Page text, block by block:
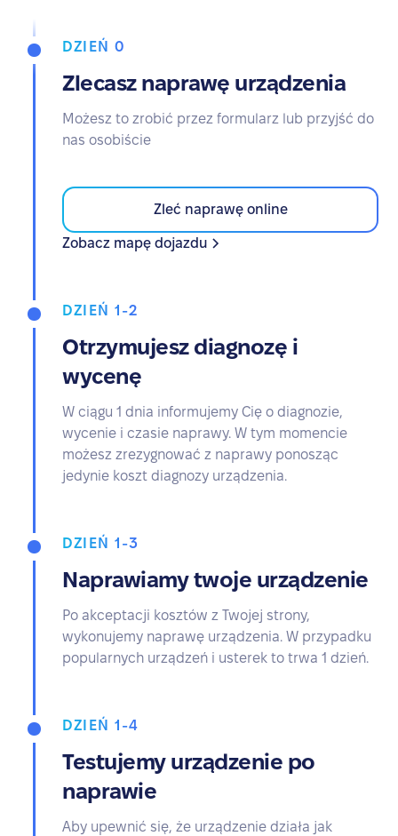
DZIEŃ 0
Zlecasz naprawę urządzenia
Możesz to zrobić przez formularz lub przyjść do
nas osobiście
Zleć naprawę online
Zobacz mapę dojazdu
DZIEŃ 1-2
Otrzymujesz diagnozę i
wycenę
W ciągu 1 dnia informujemy Cię o diagnozie,
wycenie i czasie naprawy. W tym momencie
możesz zrezygnować z naprawy ponosząc
jedynie koszt diagnozy urządzenia.
DZIEŃ 1-3
Naprawiamy twoje urządzenie
Po akceptacji kosztów z Twojej strony,
wykonujemy naprawę urządzenia. W przypadku
popularnych urządzeń i usterek to trwa 1 dzień.
DZIEŃ 1-4
Testujemy urządzenie po
naprawie
Aby upewnić się, że urządzenie działa jak